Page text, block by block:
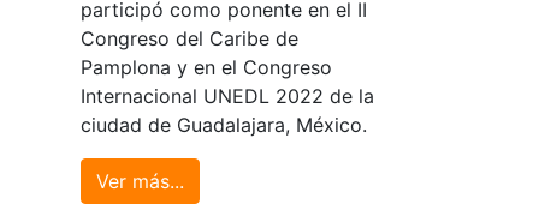
participó como ponente en el II
Congreso del Caribe de
Pamplona y en el Congreso
Internacional UNEDL 2022 de la
ciudad de Guadalajara, México.
Ver más...